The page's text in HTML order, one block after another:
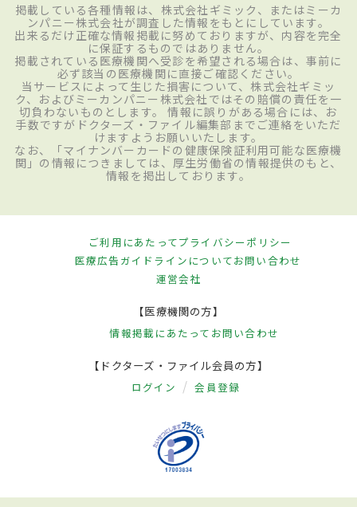
掲載している各種情報は、株式会社ギミック、またはミーカ
ンパニー株式会社が調査した情報をもとにしています。
出来るだけ正確な情報掲載に努めておりますが、内容を完全
に保証するものではありません。
掲載されている医療機関へ受診を希望される場合は、事前に
必ず該当の医療機関に直接ご確認ください。
当サービスによって生じた損害について、株式会社ギミッ
ク、およびミーカンパニー株式会社ではその賠償の責任を一
切負わないものとします。 情報に誤りがある場合には、お
手数ですがドクターズ・ファイル編集部までご連絡をいただ
けますようお願いいたします。
なお、「マイナンバーカードの健康保険証利用可能な医療機
関」の情報につきましては、厚生労働省の情報提供のもと、
情報を掲出しております。
ご利用にあたってプライバシーポリシー
医療広告ガイドラインについてお問い合わせ
運営会社
【医療機関の方】
情報掲載にあたって お問い合わせ
【ドクターズ・ファイル会員の方】
ログイン 会員登録